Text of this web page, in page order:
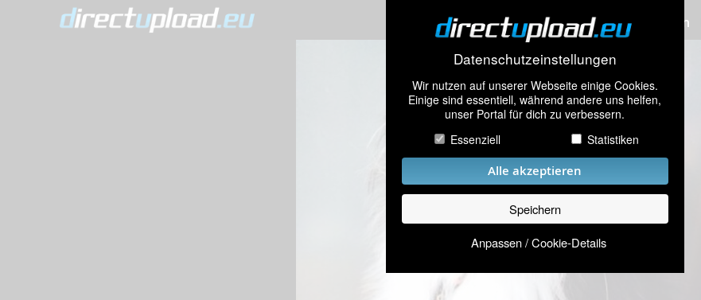
Datenschutzeinstellungen
Wir nutzen auf unserer Webseite einige Cookies.
Einige sind essentiell, während andere uns helfen,
unser Portal für dich zu verbessern.
Essenziell
Statistiken
Alle akzeptieren
Speichern
Anpassen / Cookie-Details
Bilder hochladen